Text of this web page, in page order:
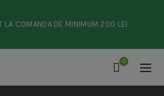
LA COMANDA DE MINIMUM 200 LEI
0